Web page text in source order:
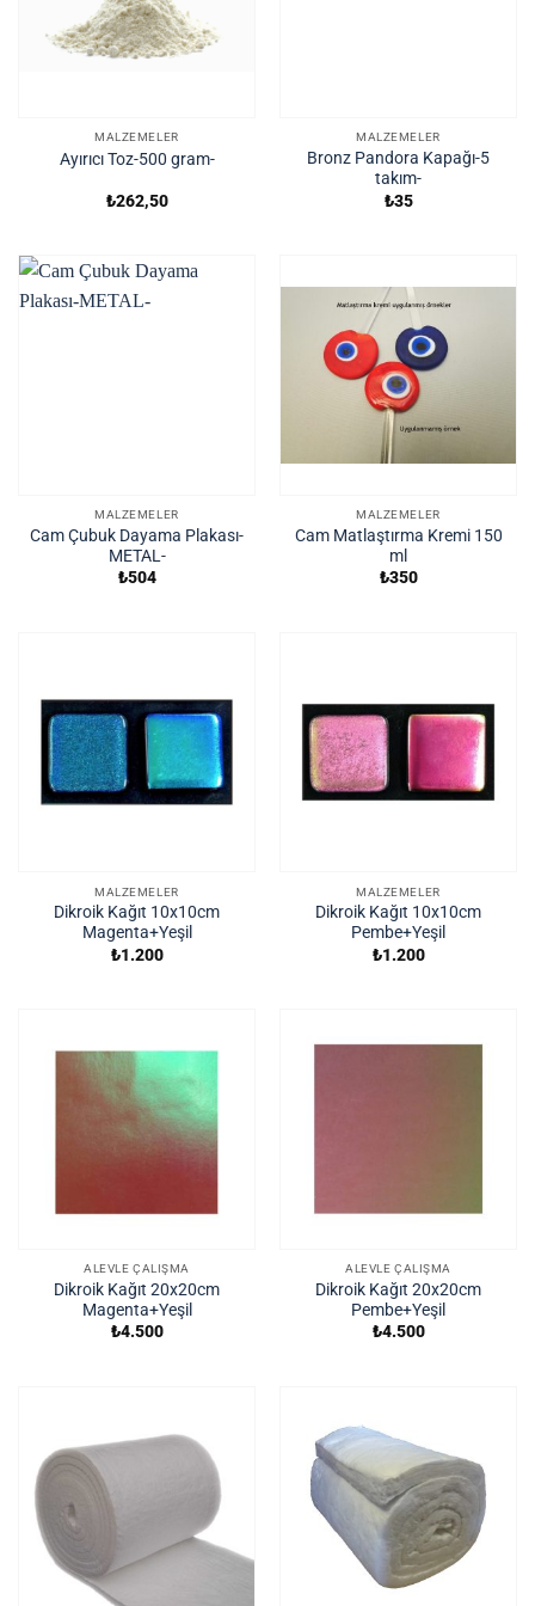
MALZEMELER
Ayırıcı Toz-500 gram-
₺262,50
MALZEMELER
Bronz Pandora Kapağı-5
takım-
₺35
MALZEMELER
Cam Çubuk Dayama Plakası-
METAL-
₺504
MALZEMELER
Cam Matlaştırma Kremi 150
ml
₺350
MALZEMELER
Dikroik Kağıt 10x10cm
Magenta+Yeşil
₺1.200
MALZEMELER
Dikroik Kağıt 10x10cm
Pembe+Yeşil
₺1.200
ALEVLE ÇALIŞMA
Dikroik Kağıt 20x20cm
Magenta+Yeşil
₺4.500
ALEVLE ÇALIŞMA
Dikroik Kağıt 20x20cm
Pembe+Yeşil
₺4.500